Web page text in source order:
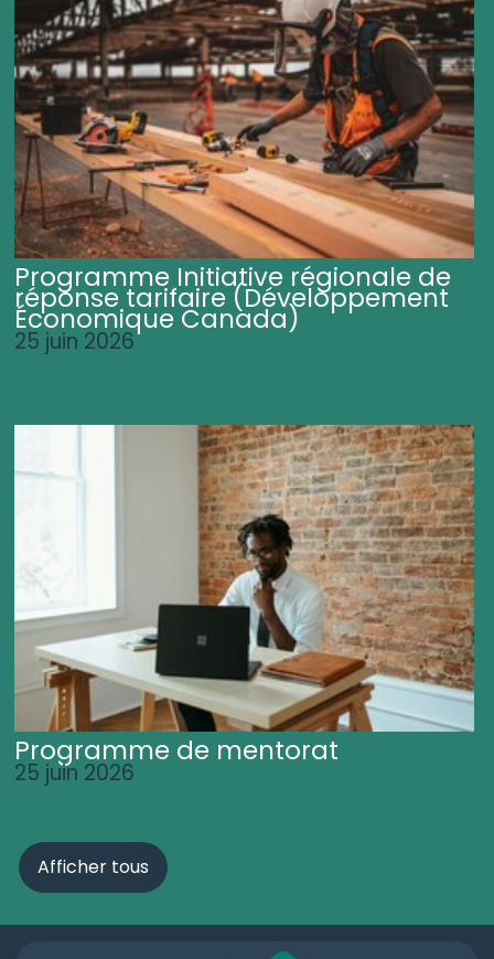
Programme Initiative régionale de
réponse tarifaire (Développement
Économique Canada)
25 juin 2026
Programme de mentorat
25 juin 2026
Afficher tous